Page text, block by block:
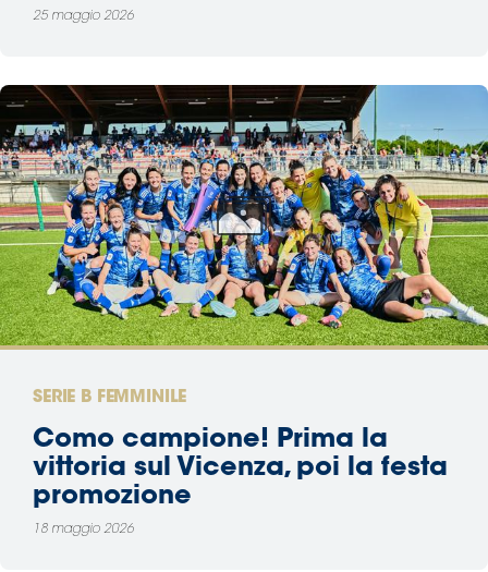
25 maggio 2026
SERIE B FEMMINILE
Como campione! Prima la
vittoria sul Vicenza, poi la festa
promozione
18 maggio 2026